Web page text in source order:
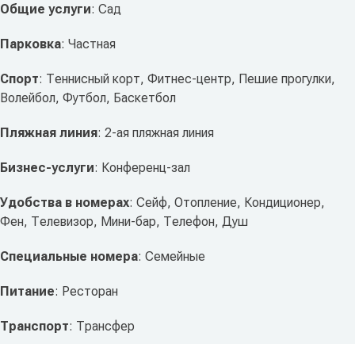
Общие услуги: Сад
Парковка: Частная
Спорт: Теннисный корт, Фитнес-центр, Пешие прогулки,
Волейбол, Футбол, Баскетбол
Пляжная линия: 2-ая пляжная линия
Бизнес-услуги: Конференц-зал
Удобства в номерах: Сейф, Отопление, Кондиционер,
Фен, Телевизор, Мини-бар, Телефон, Душ
Специальные номера: Семейные
Питание: Ресторан
Транспорт: Трансфер